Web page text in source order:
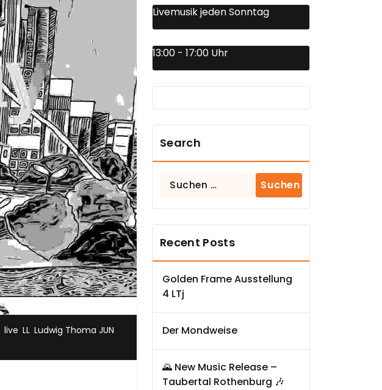
live LL Ludwig Thoma JUN
Livemusik jeden Sonntag
13:00 - 17:00 Uhr
Search
Suchen
Recent Posts
Golden Frame Ausstellung
4 LTj
Der Mondweise
🌄 New Music Release –
Taubertal Rothenburg 🎶